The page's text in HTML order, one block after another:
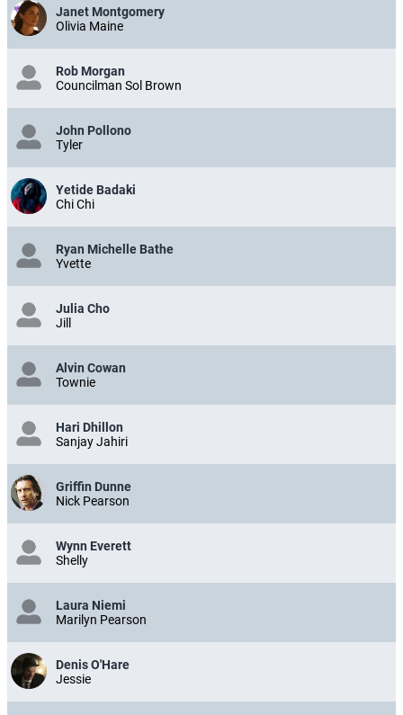
Janet Montgomery
Olivia Maine
Rob Morgan
Councilman Sol Brown
John Pollono
Tyler
Yetide Badaki
Chi Chi
Ryan Michelle Bathe
Yvette
Julia Cho
Jill
Alvin Cowan
Townie
Hari Dhillon
Sanjay Jahiri
Griffin Dunne
Nick Pearson
Wynn Everett
Shelly
Laura Niemi
Marilyn Pearson
Denis O'Hare
Jessie